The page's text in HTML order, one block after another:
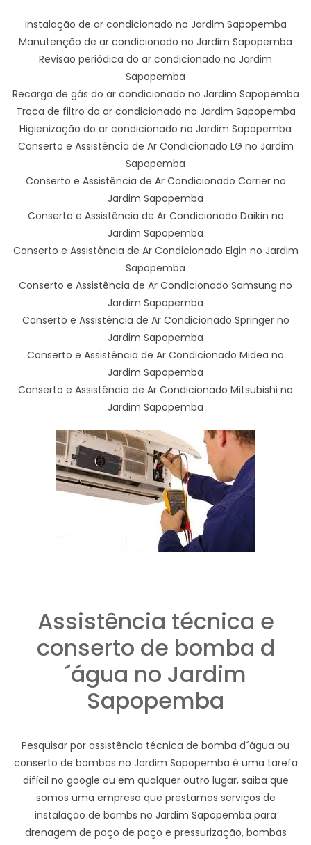
Instalação de ar condicionado no Jardim Sapopemba
Manutenção de ar condicionado no Jardim Sapopemba
Revisão periódica do ar condicionado no Jardim
Sapopemba
Recarga de gás do ar condicionado no Jardim Sapopemba
Troca de filtro do ar condicionado no Jardim Sapopemba
Higienização do ar condicionado no Jardim Sapopemba
Conserto e Assistência de Ar Condicionado LG no Jardim
Sapopemba
Conserto e Assistência de Ar Condicionado Carrier no
Jardim Sapopemba
Conserto e Assistência de Ar Condicionado Daikin no
Jardim Sapopemba
Conserto e Assistência de Ar Condicionado Elgin no Jardim
Sapopemba
Conserto e Assistência de Ar Condicionado Samsung no
Jardim Sapopemba
Conserto e Assistência de Ar Condicionado Springer no
Jardim Sapopemba
Conserto e Assistência de Ar Condicionado Midea no
Jardim Sapopemba
Conserto e Assistência de Ar Condicionado Mitsubishi no
Jardim Sapopemba
Assistência técnica e
conserto de bomba d
´água no Jardim
Sapopemba
Pesquisar por assistência técnica de bomba d´água ou
conserto de bombas no Jardim Sapopemba é uma tarefa
difícil no google ou em qualquer outro lugar, saiba que
somos uma empresa que prestamos serviços de
instalação de bombs no Jardim Sapopemba para
drenagem de poço de poço e pressurização, bombas